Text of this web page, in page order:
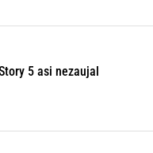
5 asi nezaujal